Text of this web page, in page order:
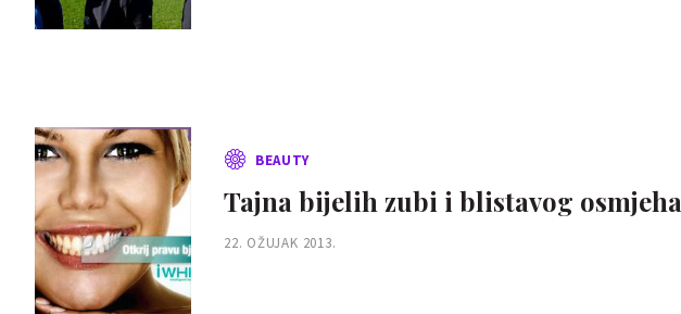
BEAUTY
Tajna bijelih zubi i blistavog osmjeha
22. OŽUJAK 2013.